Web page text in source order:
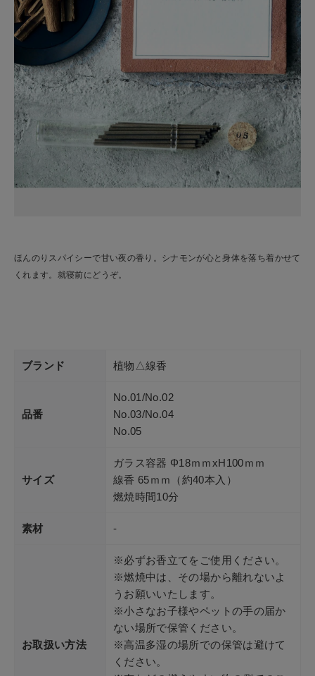
ほんのりスパイシーで甘い夜の香り。シナモンが心と身体を落ち着かせて
くれます。就寝前にどうぞ。
ブランド 植物△線香
品番
No.01/No.02
No.03/No.04
No.05
サイズ
ガラス容器 Φ18ｍｍxH100ｍｍ
線香 65ｍｍ（約40本入）
燃焼時間10分
素材 -
お取扱い方法
※必ずお香立てをご使用ください。
※燃焼中は、その場から離れないよ
うお願いいたします。
※小さなお子様やペットの手の届か
ない場所で保管ください。
※高温多湿の場所での保管は避けて
ください。